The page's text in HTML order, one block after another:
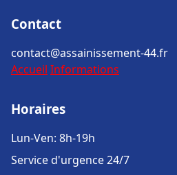
Contact
contact@assainissement-44.fr
Accueil Informations
Horaires
Lun-Ven: 8h-19h
Service d'urgence 24/7